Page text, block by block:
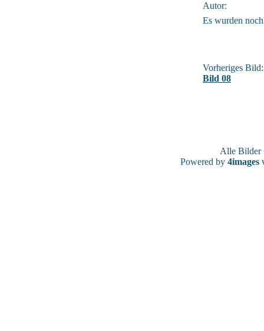
Autor:
Es wurden
Vorheriges Bild:
Bild 08
Alle
Powered by 4images